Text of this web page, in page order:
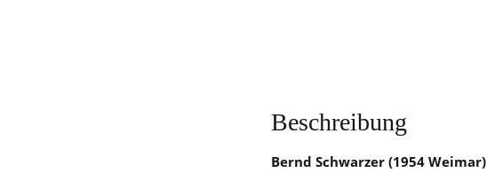
Beschreibung
Bernd Schwarzer (1954 Weimar)